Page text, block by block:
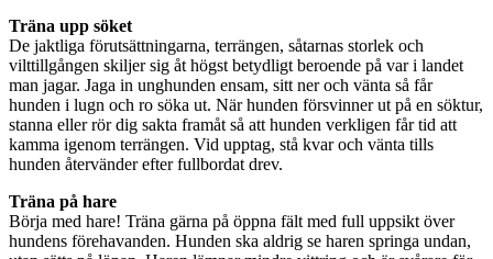
Träna upp söket
De jaktliga förutsättningarna, terrängen, såtarnas storlek och
vilttillgången skiljer sig åt högst betydligt beroende på var i landet
man jagar. Jaga in unghunden ensam, sitt ner och vänta så får
hunden i lugn och ro söka ut. När hunden försvinner ut på en söktur,
stanna eller rör dig sakta framåt så att hunden verkligen får tid att
kamma igenom terrängen. Vid upptag, stå kvar och vänta tills
hunden återvänder efter fullbordat drev.
Träna på hare
Börja med hare! Träna gärna på öppna fält med full uppsikt över
hundens förehavanden. Hunden ska aldrig se haren springa undan,